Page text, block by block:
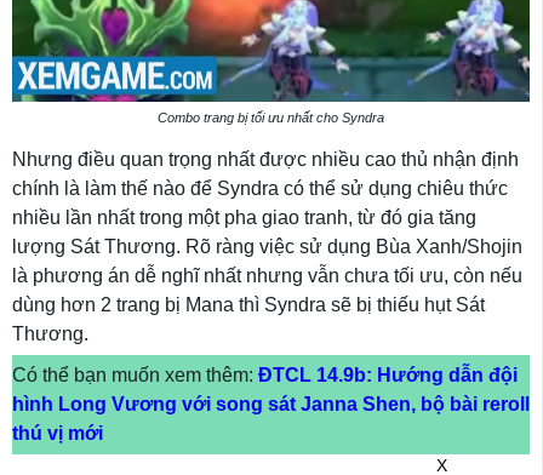
Combo trang bị tối ưu nhất cho Syndra
Nhưng điều quan trọng nhất được nhiều cao thủ nhận định
chính là làm thế nào để Syndra có thể sử dụng chiêu thức
nhiều lần nhất trong một pha giao tranh, từ đó gia tăng
lượng Sát Thương. Rõ ràng việc sử dụng Bùa Xanh/Shojin
là phương án dễ nghĩ nhất nhưng vẫn chưa tối ưu, còn nếu
dùng hơn 2 trang bị Mana thì Syndra sẽ bị thiếu hụt Sát
Thương.
Có thể bạn muốn xem thêm: ĐTCL 14.9b: Hướng dẫn đội
hình Long Vương với song sát Janna Shen, bộ bài reroll
thú vị mới
X